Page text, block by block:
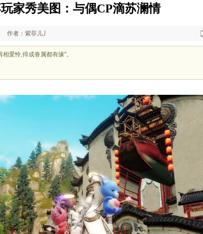
家秀美图：与偶CP滴苏澜情
作者：紫菲儿丿
相爱怜,得成眷属都有缘"。